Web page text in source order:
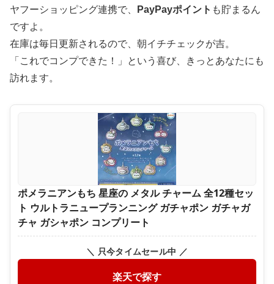
ヤフーショッピング連携で、 PayPayポイント も貯まるん
ですよ。
在庫は毎日更新されるので、朝イチチェックが吉。
「これでコンプできた！」という喜び、きっとあなたにも
訪れます。
ポメラニアンもち 星座の メタル チャーム 全12種セッ
ト ウルトラニュープランニング ガチャポン ガチャガ
チャ ガシャポン コンプリート
＼ 只今タイムセール中 ／
楽天で探す